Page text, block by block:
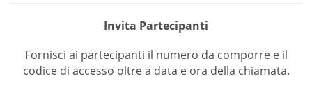
Invita Partecipanti
Fornisci ai partecipanti il numero da comporre e il
codice di accesso oltre a data e ora della chiamata.